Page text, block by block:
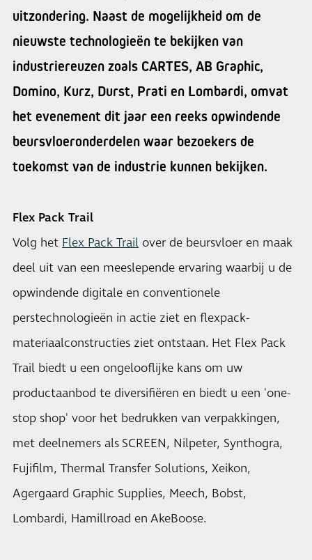
uitzondering. Naast de mogelijkheid om de
nieuwste technologieën te bekijken van
industriereuzen zoals CARTES, AB Graphic,
Domino, Kurz, Durst, Prati en Lombardi, omvat
het evenement dit jaar een reeks opwindende
beursvloeronderdelen waar bezoekers de
toekomst van de industrie kunnen bekijken.
Flex Pack Trail
Volg het Flex Pack Trail over de beursvloer en maak
deel uit van een meeslepende ervaring waarbij u de
opwindende digitale en conventionele
perstechnologieën in actie ziet en flexpack-
materiaalconstructies ziet ontstaan. Het Flex Pack
Trail biedt u een ongelooflijke kans om uw
productaanbod te diversifiëren en biedt u een 'one-
stop shop' voor het bedrukken van verpakkingen,
met deelnemers als SCREEN, Nilpeter, Synthogra,
Fujifilm, Thermal Transfer Solutions, Xeikon,
Agergaard Graphic Supplies, Meech, Bobst,
Lombardi, Hamillroad en AkeBoose.